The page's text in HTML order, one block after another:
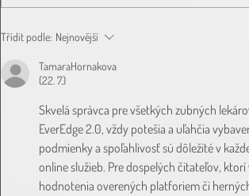
Třídit podle: Nejnovější
TamaraHornakova
(22. 7.)
Skvelá správca pre všetkých zubných
EverEdge 2.0, vždy potešia a uľahčia
podmienky a spoľahlivosť sú dôležité v
online služieb. Pre dospelých čitateľov,
hodnotenia overených platforiem či